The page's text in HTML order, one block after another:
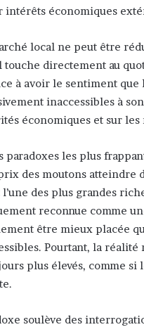
intérêts économiques
local ne peut être
touche directement au
à avoir le sentiment
inaccessibles à
économiques et sur les
paradoxes les plus
des moutons atteindre
des plus grandes
reconnue comme
être mieux placée
Pourtant, la
plus élevés, comme si
soulève des